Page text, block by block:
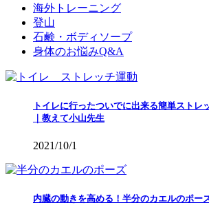
海外トレーニング
登山
石鹸・ボディソープ
身体のお悩みQ&A
トイレに行ったついでに出来る簡単ストレ
｜教えて小山先生
2021/10/1
内臓の動きを高める！半分のカエルのポー